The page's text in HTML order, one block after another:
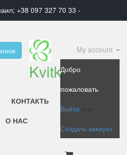
+38 097 327 70 33 -
My account
Добро
пожаловать
Войти
Создать аккаунт
Kvitka
КОНТАКТЫ
О НАС